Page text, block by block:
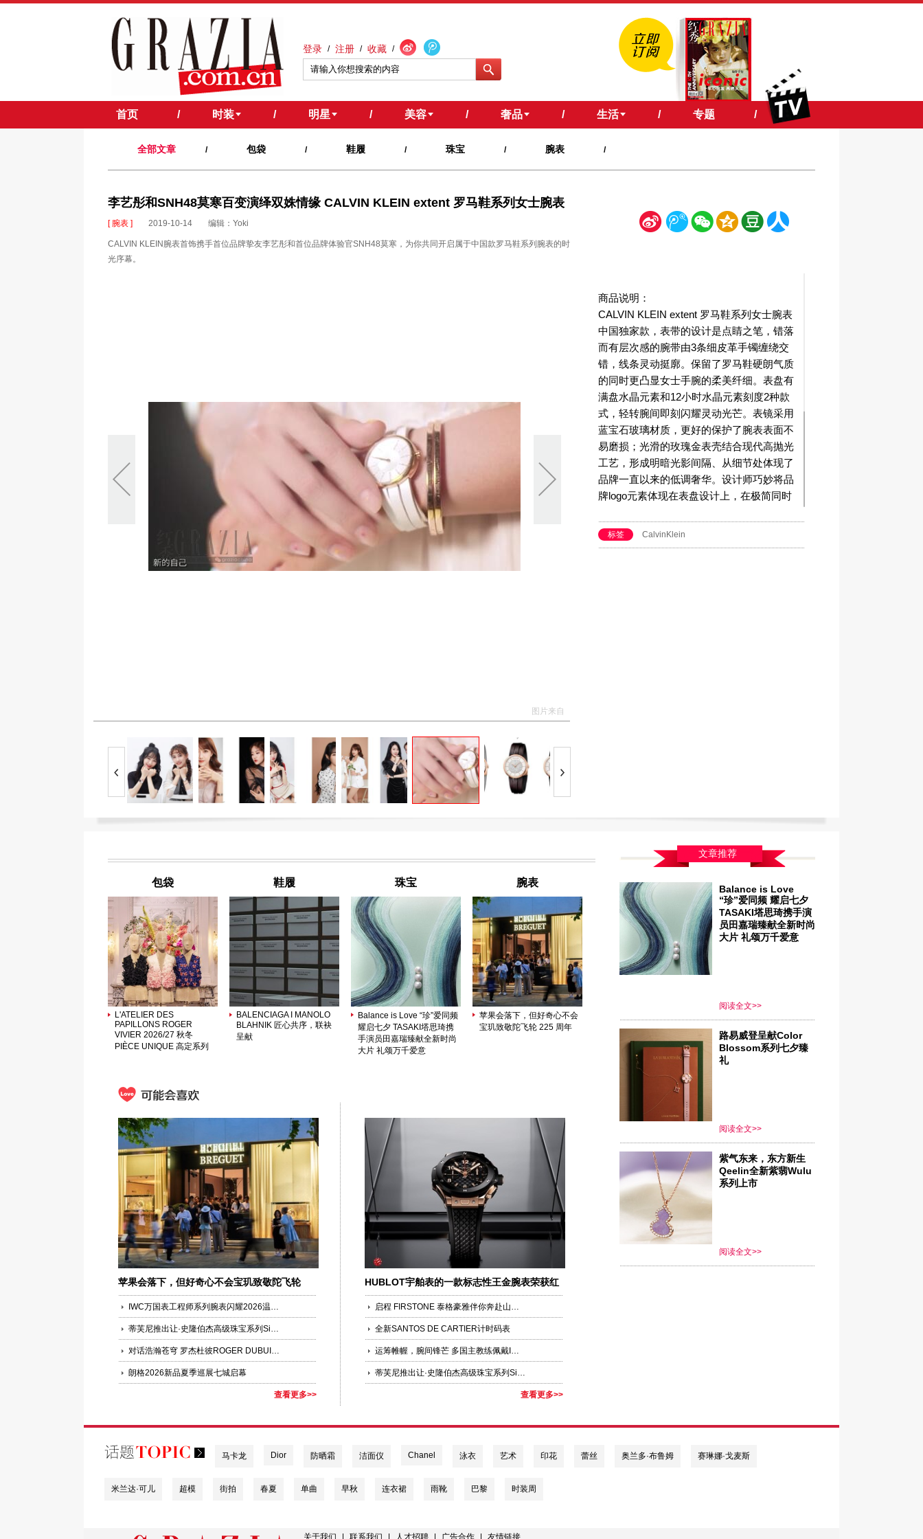
登录 / 注册 / 收藏 /
首页 / 时装 / 明星 / 美容 / 奢品 / 生活 / 专题 /
全部文章 / 包袋 / 鞋履 / 珠宝 / 腕表 /
李艺彤和SNH48莫寒百变演绎双姝情缘 CALVIN KLEIN extent 罗马鞋系列女士腕表
[ 腕表 ] 2019-10-14 编辑：Yoki
CALVIN KLEIN腕表首饰携手首位品牌挚友李艺彤和首位品牌体验官SNH48莫寒，为你共同开启属于中国款罗马鞋系列腕表的时
光序幕。
新 腾 微 空 豆
图片来自
商品说明：
CALVIN KLEIN extent 罗马鞋系列女士腕表
中国独家款，表带的设计是点睛之笔，错落
而有层次感的腕带由3条细皮革手镯缠绕交
错，线条灵动挺廓。保留了罗马鞋硬朗气质
的同时更凸显女士手腕的柔美纤细。表盘有
满盘水晶元素和12小时水晶元素刻度2种款
式，轻转腕间即刻闪耀灵动光芒。表镜采用
蓝宝石玻璃材质，更好的保护了腕表表面不
易磨损；光滑的玫瑰金表壳结合现代高抛光
工艺，形成明暗光影间隔、从细节处体现了
品牌一直以来的低调奢华。设计师巧妙将品
牌logo元素体现在表盘设计上，在极简同时
品质的完美融合。
CALVIN KLEIN extent 罗马鞋系列女士腕表
标签 CalvinKlein
包袋
L'ATELIER DES
PAPILLONS ROGER
VIVIER 2026/27 秋冬
PIÈCE UNIQUE 高定系列
鞋履
BALENCIAGA I MANOLO
BLAHNIK 匠心共序，联袂
呈献
珠宝
Balance is Love “珍”爱同频
耀启七夕 TASAKI塔思琦携
手演员田嘉瑞臻献全新时尚
大片 礼颂万千爱意
腕表
苹果会落下，但好奇心不会
宝玑致敬陀飞轮 225 周年
苹果会落下，但好奇心不会宝玑致敬陀飞轮
225 周年
IWC万国表工程师系列腕表闪耀2026温布尔登网球锦标赛
蒂芙尼推出让·史隆伯杰高级珠宝系列Sixteen Stone珍珠母贝与红宝石腕表
对话浩瀚苍穹 罗杰杜彼ROGER DUBUIS “寰宇律动”高级制表全球巡展重磅登陆北京
朗格2026新品夏季巡展七城启幕
查看更多>>
HUBLOT宇舶表的一款标志性王金腕表荣获红
点设计大奖
启程 FIRSTONE 泰格豪雅伴你奔赴山海，铭刻青春第一枚专属印记
全新SANTOS DE CARTIER计时码表
运筹帷幄，腕间锋芒 多国主教练佩戴IWC万国表亮相2026国际足联世界杯小组赛
蒂芙尼推出让·史隆伯杰高级珠宝系列Sixteen Stone珍珠母贝与红宝石腕表
查看更多>>
文章推荐
Balance is Love
“珍”爱同频 耀启七夕
TASAKI塔思琦携手演
员田嘉瑞臻献全新时尚
大片 礼颂万千爱意
阅读全文>>
路易威登呈献Color
Blossom系列七夕臻
礼
阅读全文>>
紫气东来，东方新生
Qeelin全新紫翡Wulu
系列上市
阅读全文>>
马卡龙 Dior 防晒霜 洁面仪 Chanel 泳衣 艺术 印花 蕾丝 奥兰多·布鲁姆 赛琳娜·戈麦斯
米兰达·可儿 超模 街拍 春夏 单曲 早秋 连衣裙 雨靴 巴黎 时装周
关于我们 联系我们 人才招聘 广告合作 友情链接